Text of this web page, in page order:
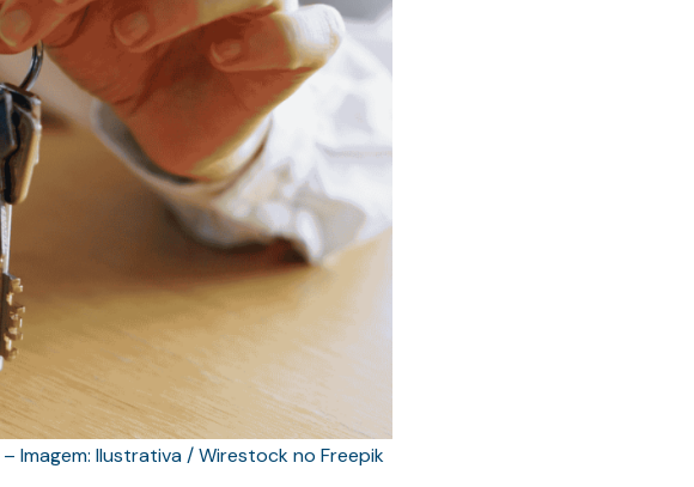
– Imagem: Ilustrativa / Wirestock no Freepik